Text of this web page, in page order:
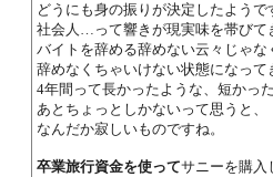
どうにも身の振りが決定したようで
社会人…って響きが現実味を帯びて
バイトを辞める辞めない云々じゃな
辞めなくちゃいけない状態になって
4年間って長かったような、短かっ
あとちょっとしかないって思うと、
なんだか寂しいものですね。
卒業旅行資金を使ってサニーを購入